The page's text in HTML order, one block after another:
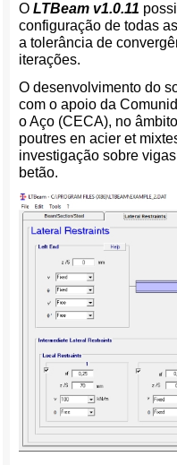
OLTBeam v1.0.11
configuração de todas
a tolerância de
iterações.
O desenvolvimento do
com o apoio da
o Aço (CECA), no
poutres en acier et
investigação sobre
betão.